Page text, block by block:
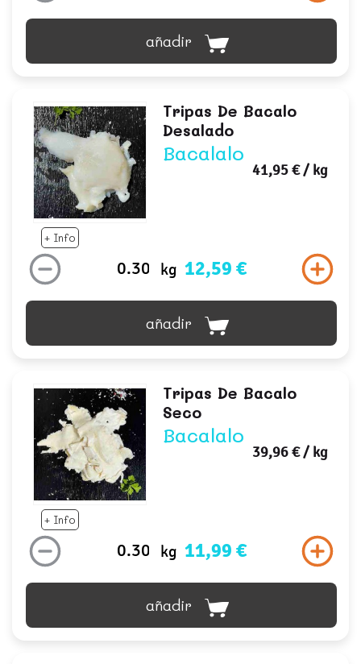
añadir
+ Info
Tripas De Bacalo
Desalado
Bacalalo
41,95 €/ kg
kg 12,59 €
añadir
+ Info
Tripas De Bacalo
Seco
Bacalalo
39,96 €/ kg
kg 11,99 €
añadir